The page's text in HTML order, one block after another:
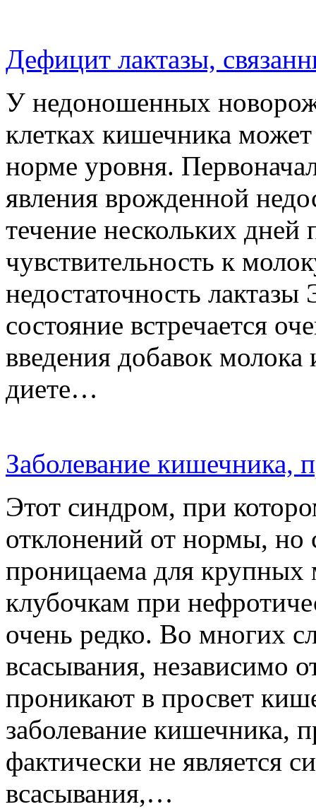
Дефицит лактазы,
У недоношенных
клетках кишечника может
норме уровня.
явления врожденной
течение нескольких
чувствительность к
недостаточность лактазы
состояние встречается
введения добавок
диете…
Заболевание кишечника,
Этот синдром, при
отклонений от нормы, но
проницаема для
клубочкам при
очень редко. Во многих
всасывания, независимо
проникают в просвет
заболевание кишечника,
фактически не является
всасывания,…